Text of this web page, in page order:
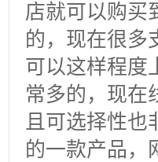
店就可以购买
的，现在很多
可以这样程度
常多的，现在
且可选择性也
的一款产品，